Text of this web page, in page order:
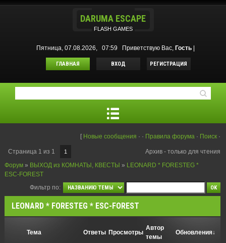
DARUMA ESCAPE
FLASH GAMES
Пятница, 07.08.2026, 07:59 Приветствую Вас, Гость
ГЛАВНАЯ ВХОД РЕГИСТРАЦИЯ
[ Новые сообщения · · Правила форума · Поиск ·
Страница 1 из 1 1
Архив - только для чтения
Форум » ВЫХОД из КОМНАТЫ, КВЕСТЫ » LEONARD * FORESTEG *
ESC-FOREST
Фильтр по:
LEONARD * FORESTEG * ESC-FOREST
Тема Ответы Просмотры
Автор
темы
Обновления↓